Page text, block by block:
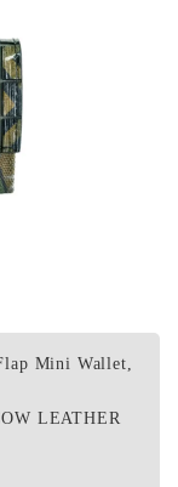
Mini Wallet,
LEATHER